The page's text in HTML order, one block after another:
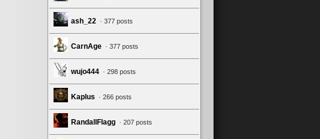
ash_22 · 377 posts
CarnAge · 377 posts
wujo444 · 298 posts
Kaplus · 266 posts
RandallFlagg · 207 posts